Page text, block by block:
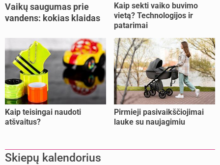
Vaikų saugumas prie
vandens: kokias klaidas
Kaip sekti vaiko buvimo
vietą? Technologijos ir
patarimai
Kaip teisingai naudoti
atšvaitus?
Pirmieji pasivaikščiojimai
lauke su naujagimiu
Skiepų kalendorius